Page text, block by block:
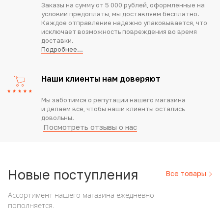
Заказы на сумму от 5 000 рублей, оформленные на
условии предоплаты, мы доставляем бесплатно.
Каждое отправление надежно упаковывается, что
исключает возможность повреждения во время
доставки.
Подробнее...
Наши клиенты нам доверяют
Мы заботимся о репутации нашего магазина
и делаем все, чтобы наши клиенты остались
довольны.
Посмотреть отзывы о нас
Все товары
Новые поступления
Ассортимент нашего магазина ежедневно
пополняется.